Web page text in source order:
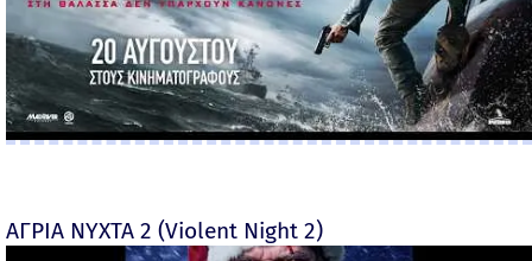
ΑΓΡΙΑ ΝΥΧΤΑ 2 (Violent Night 2)